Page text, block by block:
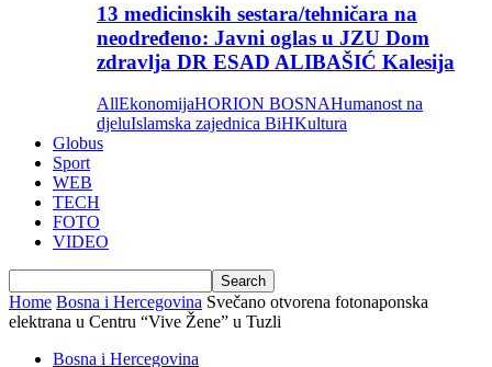
13 medicinskih sestara/tehničara na
neodređeno: Javni oglas u JZU Dom
zdravlja DR ESAD ALIBAŠIĆ Kalesija
AllEkonomijaHORION BOSNAHumanost na
djeluIslamska zajednica BiHKultura
Globus
Sport
WEB
TECH
FOTO
VIDEO
Home Bosna i Hercegovina Svečano otvorena fotonaponska
elektrana u Centru “Vive Žene” u Tuzli
Bosna i Hercegovina